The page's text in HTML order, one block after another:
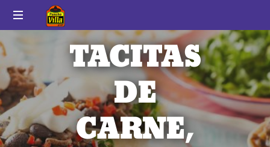
Pancho
Villa
a
México
TACITAS
DE
CARNE,